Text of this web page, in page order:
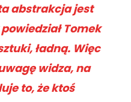
abstrakcja jest
Tomek
ładną. Więc
widza, na
to, że ktoś